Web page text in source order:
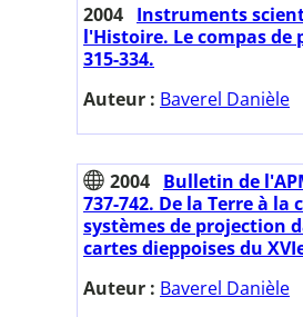
2004 Instruments
l'Histoire. Le compas de
315-334.
Auteur : Baverel Danièle
2004 Bulletin de
737-742. De la Terre à la
systèmes de projection
cartes dieppoises du
Auteur : Baverel Danièle